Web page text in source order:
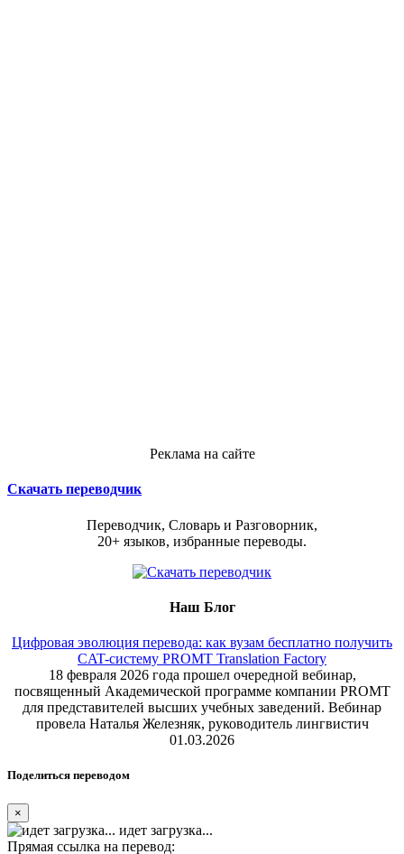
Реклама на сайте
Скачать переводчик
Переводчик, Словарь и Разговорник,
20+ языков, избранные переводы.
Наш Блог
Цифровая эволюция перевода: как вузам бесплатно получить
CAT-систему PROMT Translation Factory
18 февраля 2026 года прошел очередной вебинар,
посвященный Академической программе компании PROMT
для представителей высших учебных заведений. Вебинар
провела Наталья Железняк, руководитель лингвистич
01.03.2026
Поделиться переводом
×
идет загрузка...
Прямая ссылка на перевод: